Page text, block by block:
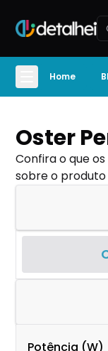
Home
Oster
Confira o que
sobre o produto
Potência (W)